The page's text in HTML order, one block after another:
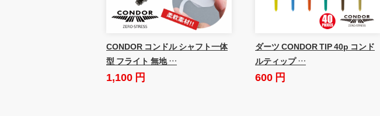
CONDOR コンドル シャフト一体
型 フライト 無地 …
1,100 円
ダーツ CONDOR TIP 40p コンド
ルティップ …
600 円